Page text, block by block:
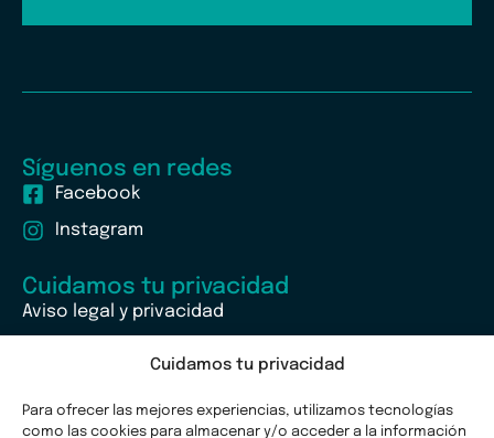
Cuidamos tu privacidad
Para ofrecer las mejores experiencias, utilizamos tecnologías
como las cookies para almacenar y/o acceder a la información
Síguenos en redes
Facebook
Instagram
Cuidamos tu privacidad
Aviso legal y privacidad